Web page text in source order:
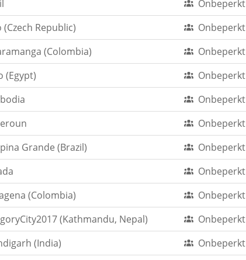
Onbeperkt
Republic)
Onbeperkt
(Colombia)
Onbeperkt
(Egypt)
Onbeperkt
Onbeperkt
Onbeperkt
Grande (Brazil)
Onbeperkt
Onbeperkt
(Colombia)
Onbeperkt
(Kathmandu, Nepal)
Onbeperkt
(India)
Onbeperkt